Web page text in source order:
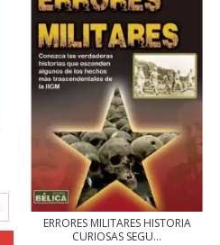
ERRORES MILITARES HISTORIA
CURIOSAS SEGU...